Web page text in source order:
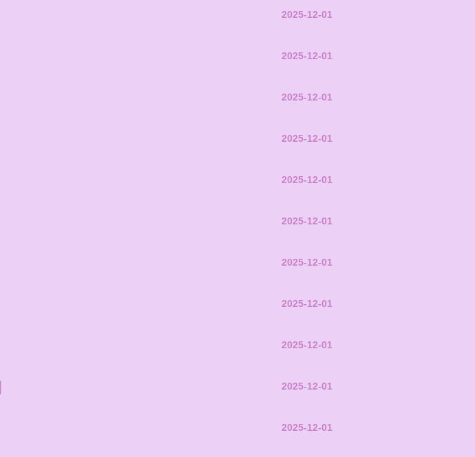
2025-12-01
2025-12-01
2025-12-01
2025-12-01
2025-12-01
2025-12-01
2025-12-01
2025-12-01
2025-12-01
2025-12-01
2025-12-01